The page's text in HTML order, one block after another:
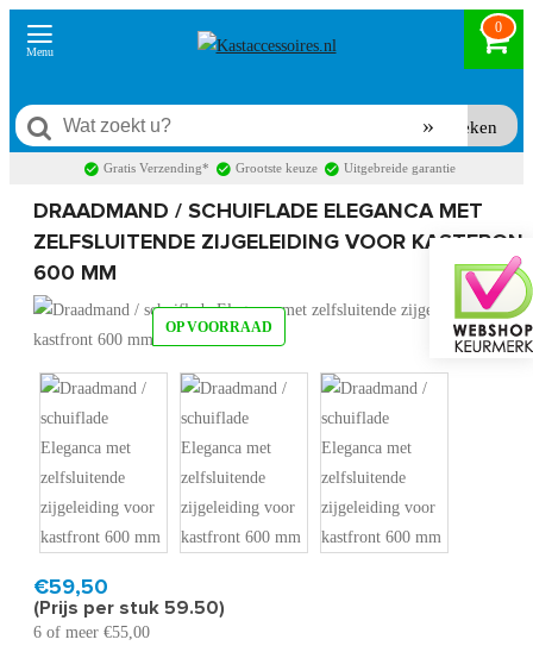
0
Zoeken
Gratis Verzending* Grootste keuze Uitgebreide garantie
DRAADMAND / SCHUIFLADE ELEGANCA MET
ZELFSLUITENDE ZIJGELEIDING VOOR
600 MM
OP VOORRAAD
Snel in huis, 1 á 2 werkdagen
€59,50
(Prijs per stuk 59.50)
6 of meer €55,00